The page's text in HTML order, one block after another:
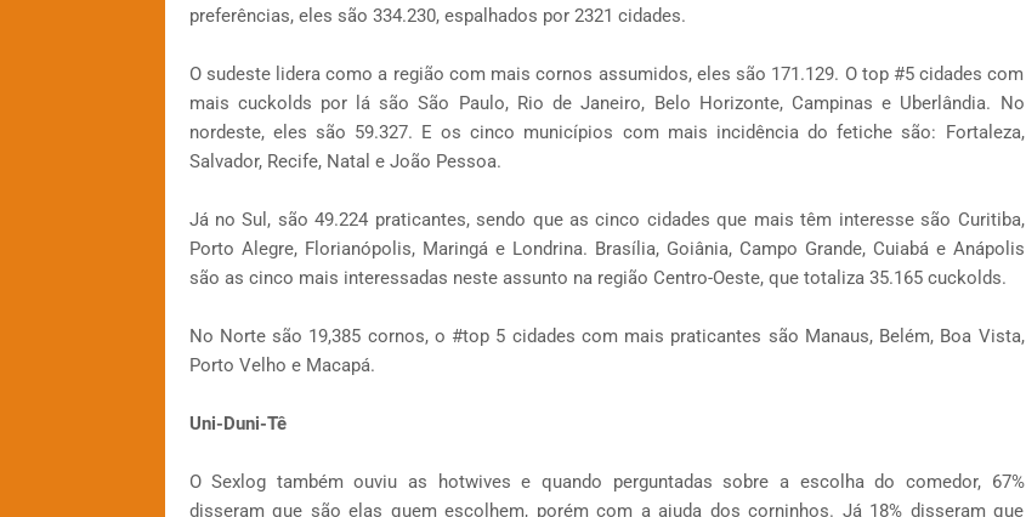
preferências, eles são 334.230, espalhados por 2321 cidades.
O sudeste lidera como a região com mais cornos assumidos, eles são 171.129. O top #5 cidades com
mais cuckolds por lá são São Paulo, Rio de Janeiro, Belo Horizonte, Campinas e Uberlândia. No
nordeste, eles são 59.327. E os cinco municípios com mais incidência do fetiche são: Fortaleza,
Salvador, Recife, Natal e João Pessoa.
Já no Sul, são 49.224 praticantes, sendo que as cinco cidades que mais têm interesse são Curitiba,
Porto Alegre, Florianópolis, Maringá e Londrina. Brasília, Goiânia, Campo Grande, Cuiabá e Anápolis
são as cinco mais interessadas neste assunto na região Centro-Oeste, que totaliza 35.165 cuckolds.
No Norte são 19,385 cornos, o #top 5 cidades com mais praticantes são Manaus, Belém, Boa Vista,
Porto Velho e Macapá.
Uni-Duni-Tê
O Sexlog também ouviu as hotwives e quando perguntadas sobre a escolha do comedor, 67%
disseram que são elas quem escolhem, porém com a ajuda dos corninhos. Já 18% disseram que